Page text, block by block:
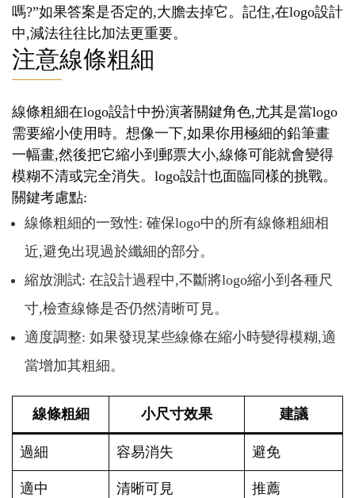
嗎?”如果答案是否定的,大膽去掉它。記住,在logo設計
中,減法往往比加法更重要。
注意線條粗細
線條粗細在logo設計中扮演著關鍵角色,尤其是當logo
需要縮小使用時。想像一下,如果你用極細的鉛筆畫
一幅畫,然後把它縮小到郵票大小,線條可能就會變得
模糊不清或完全消失。logo設計也面臨同樣的挑戰。
關鍵考慮點:
線條粗細的一致性: 確保logo中的所有線條粗細相
近,避免出現過於纖細的部分。
縮放測試: 在設計過程中,不斷將logo縮小到各種尺
寸,檢查線條是否仍然清晰可見。
適度調整: 如果發現某些線條在縮小時變得模糊,適
當增加其粗細。
線條粗細 小尺寸效果 建議
過細 容易消失 避免
適中 清晰可見 推薦